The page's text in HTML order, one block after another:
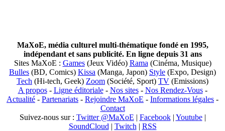
MaXoE, média culturel multi-thématique fondé en 1995,
indépendant et sans publicité. En ligne depuis 31 ans
Sites MaXoE : Games(Jeux Vidéo) Rama (Cinéma, Musique)
Bulles (BD, Comics) Kissa (Manga, Japon) Style (Expo, Design)
Tech (Hi-tech, Geek) Zoom (Société, Sport) TV (Emissions)
A propos- Ligne éditoriale- Nos sites- Nos Rendez-Vous-
Actualité - Partenariats - Rejoindre MaXoE - Informations légales -
Contact
Suivez-nous sur : Twitter @MaXoE | Facebook| Youtube|
SoundCloud | Twitch | RSS